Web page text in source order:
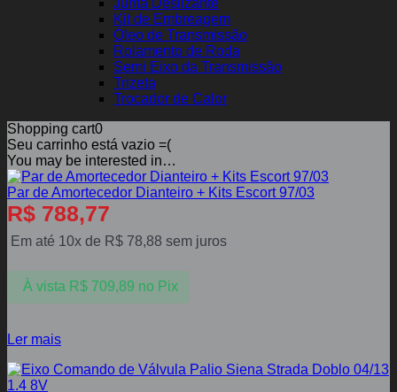
Junta Deslizante
Kit de Embreagem
Óleo de Transmissão
Rolamento de Roda
Semi Eixo da Transmissão
Trizeta
Trocador de Calor
Shopping cart0
Seu carrinho está vazio =(
You may be interested in…
Par de Amortecedor Dianteiro + Kits Escort 97/03
R$ 788,77
Em até 10x de R$ 78,88 sem juros
À vista R$709,89 no Pix
Ler mais